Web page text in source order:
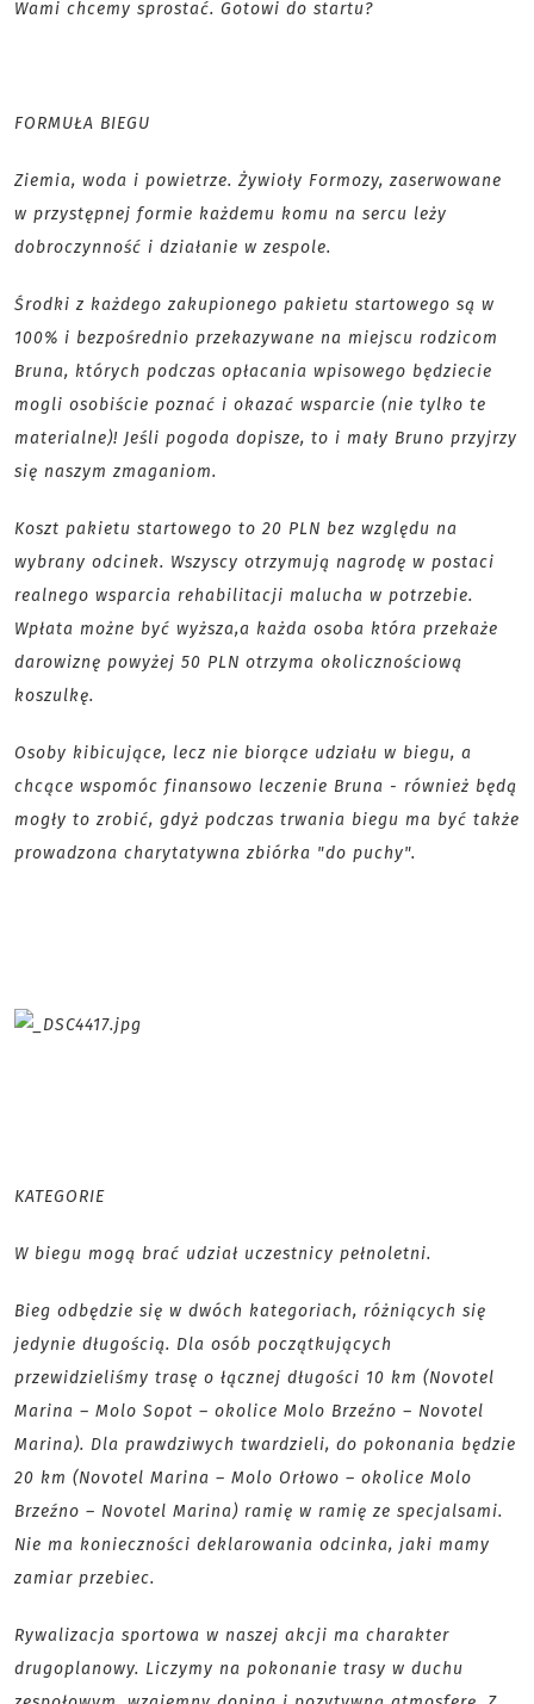
Wami chcemy sprostać. Gotowi do startu?
FORMUŁA BIEGU
Ziemia, woda i powietrze. Żywioły Formozy, zaserwowane
w przystępnej formie każdemu komu na sercu leży
dobroczynność i działanie w zespole.
Środki z każdego zakupionego pakietu startowego są w
100% i bezpośrednio przekazywane na miejscu rodzicom
Bruna, których podczas opłacania wpisowego będziecie
mogli osobiście poznać i okazać wsparcie (nie tylko te
materialne)! Jeśli pogoda dopisze, to i mały Bruno przyjrzy
się naszym zmaganiom.
Koszt pakietu startowego to 20 PLN bez względu na
wybrany odcinek. Wszyscy otrzymują nagrodę w postaci
realnego wsparcia rehabilitacji malucha w potrzebie.
Wpłata możne być wyższa,a każda osoba która przekaże
darowiznę powyżej 50 PLN otrzyma okolicznościową
koszulkę.
Osoby kibicujące, lecz nie biorące udziału w biegu, a
chcące wspomóc finansowo leczenie Bruna - również będą
mogły to zrobić, gdyż podczas trwania biegu ma być także
prowadzona charytatywna zbiórka "do puchy".
KATEGORIE
W biegu mogą brać udział uczestnicy pełnoletni.
Bieg odbędzie się w dwóch kategoriach, różniących się
jedynie długością. Dla osób początkujących
przewidzieliśmy trasę o łącznej długości 10 km (Novotel
Marina – Molo Sopot – okolice Molo Brzeźno – Novotel
Marina). Dla prawdziwych twardzieli, do pokonania będzie
20 km (Novotel Marina – Molo Orłowo – okolice Molo
Brzeźno – Novotel Marina) ramię w ramię ze specjalsami.
Nie ma konieczności deklarowania odcinka, jaki mamy
zamiar przebiec.
Rywalizacja sportowa w naszej akcji ma charakter
drugoplanowy. Liczymy na pokonanie trasy w duchu